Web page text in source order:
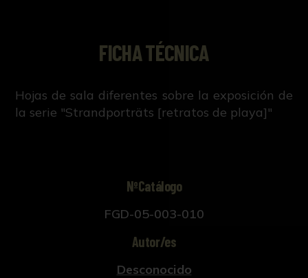
FICHA TÉCNICA
Hojas de sala diferentes sobre la exposición de
la serie "Strandporträts [retratos de playa]"
NºCatálogo
FGD-05-003-010
Autor/es
Desconocido